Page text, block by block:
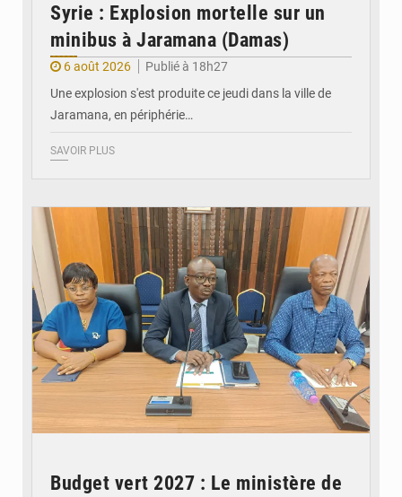
Syrie : Explosion mortelle sur un
minibus à Jaramana (Damas)
6 août 2026
Publié à 18h27
Une explosion s'est produite ce jeudi dans la ville de
Jaramana, en périphérie…
SAVOIR PLUS
Budget vert 2027 : Le ministère de